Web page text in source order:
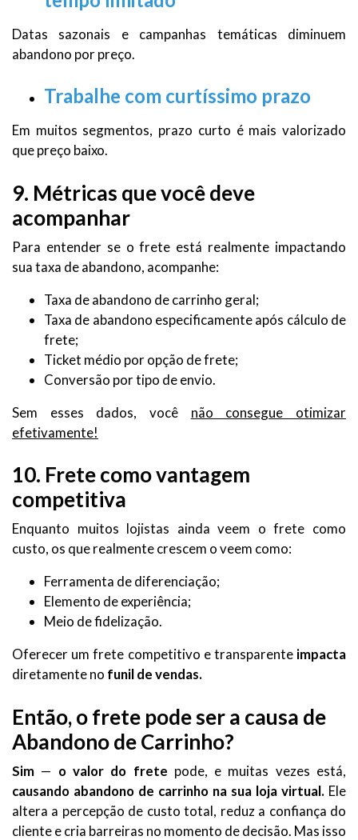
Datas sazonais e campanhas temáticas diminuem
abandono por preço.
Trabalhe com curtíssimo prazo
Em muitos segmentos, prazo curto é mais valorizado
que preço baixo.
9. Métricas que você deve
acompanhar
Para entender se o frete está realmente impactando
sua taxa de abandono, acompanhe:
Taxa de abandono de carrinho geral;
Taxa de abandono especificamente após cálculo de
frete;
Ticket médio por opção de frete;
Conversão por tipo de envio.
Sem esses dados, você não consegue otimizar
efetivamente!
10. Frete como vantagem
competitiva
Enquanto muitos lojistas ainda veem o frete como
custo, os que realmente crescem o veem como:
Ferramenta de diferenciação;
Elemento de experiência;
Meio de fidelização.
Oferecer um frete competitivo e transparente impacta
diretamente no funil de vendas.
Então, o frete pode ser a causa de
Abandono de Carrinho?
Sim — o valor do frete pode, e muitas vezes está,
causando abandono de carrinho na sua loja virtual. Ele
altera a percepção de custo total, reduz a confiança do
cliente e cria barreiras no momento de decisão. Mas isso